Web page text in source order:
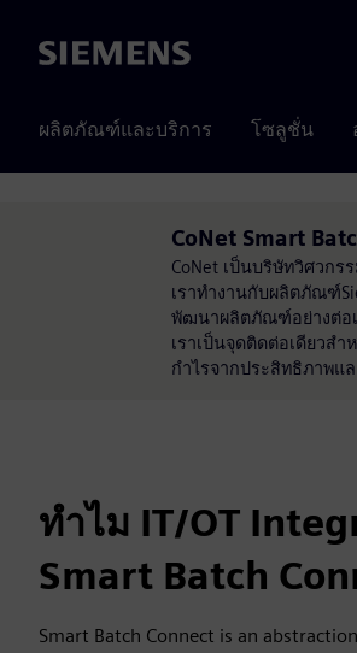
Siemens
ผลิตภัณฑ์และบริการ โซลูชั่น
CoNet Smart
CoNet เป็นบริษัทวิศวกร
เราทำงานกับผลิตภัณฑ์
พัฒนาผลิตภัณฑ์อย่างต่อเ
เราเป็นจุดติดต่อเดียวส
กำไรจากประสิทธิภาพแ
ทำไม IT/OT
Smart Batch
Smart Batch Connect is an